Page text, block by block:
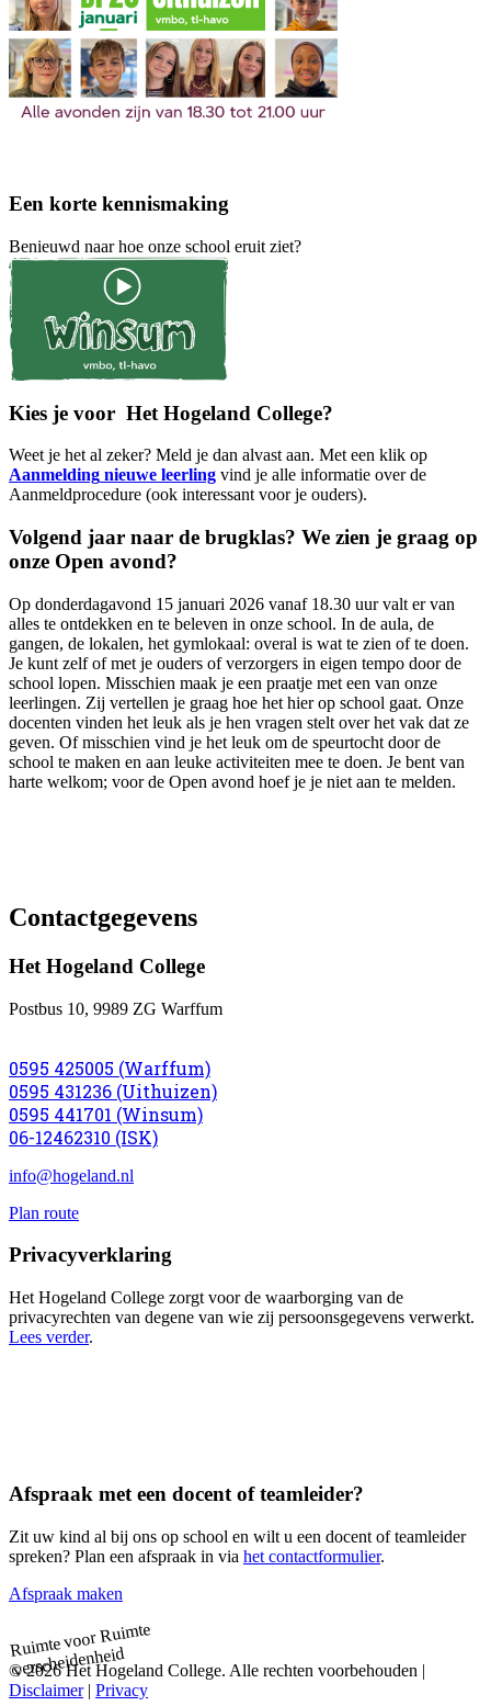
Een korte kennismaking
Benieuwd naar hoe onze school eruit ziet?
Kies je voor Het Hogeland College?
Weet je het al zeker? Meld je dan alvast aan. Met een klik op
Aanmelding nieuwe leerling vind je alle informatie over de
Aanmeldprocedure (ook interessant voor je ouders).
Volgend jaar naar de brugklas? We zien je graag op
onze Open avond?
Op donderdagavond 15 januari 2026 vanaf 18.30 uur valt er van
alles te ontdekken en te beleven in onze school. In de aula, de
gangen, de lokalen, het gymlokaal: overal is wat te zien of te doen.
Je kunt zelf of met je ouders of verzorgers in eigen tempo door de
school lopen. Misschien maak je een praatje met een van onze
leerlingen. Zij vertellen je graag hoe het hier op school gaat. Onze
docenten vinden het leuk als je hen vragen stelt over het vak dat ze
geven. Of misschien vind je het leuk om de speurtocht door de
school te maken en aan leuke activiteiten mee te doen. Je bent van
harte welkom; voor de Open avond hoef je je niet aan te melden.
Contactgegevens
Het Hogeland College
Postbus 10, 9989 ZG Warffum
0595 425005 (Warffum)
0595 431236 (Uithuizen)
0595 441701 (Winsum)
06-12462310 (ISK)
info@hogeland.nl
Plan route
Privacyverklaring
Het Hogeland College zorgt voor de waarborging van de
privacyrechten van degene van wie zij persoonsgegevens verwerkt.
Lees verder.
Afspraak met een docent of teamleider?
Zit uw kind al bij ons op school en wilt u een docent of teamleider
spreken? Plan een afspraak in via het contactformulier.
Afspraak maken
Ruimte voorRuimte
verscheidenheid
© 2026 Het Hogeland College. Alle rechten voorbehouden |
Disclaimer| Privacy